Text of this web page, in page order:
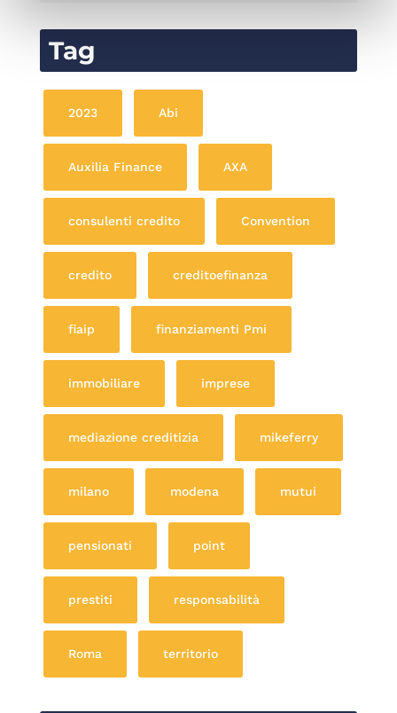
Tag
2023 Abi
Auxilia Finance AXA
consulenti credito Convention
credito creditoefinanza
fiaip finanziamenti Pmi
immobiliare imprese
mediazione creditizia mikeferry
milano modena mutui
pensionati point
prestiti responsabilità
Roma territorio